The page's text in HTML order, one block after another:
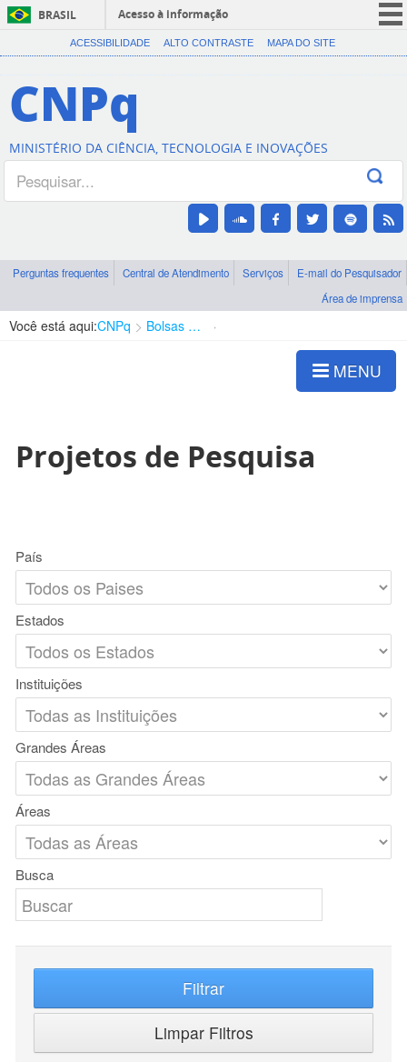
BRASIL
Acesso à informação
CORONAVÍRUS (COVID-19)
Canais
ACESSIBILIDADE ALTO CONTRASTE MAPA DO SITE
CNPq
MINISTÉRIO DA CIÊNCIA, TECNOLOGIA E INOVAÇÕES
Perguntas frequentes Central de Atendimento Serviços
E-mail do Pesquisador
Área de imprensa
Você está aqui:CNPq Bolsas e Auxílios Vigentes
MENU
Projetos de Pesquisa
País
Estados
Instituições
Grandes Áreas
Áreas
Busca
Filtrar
Limpar Filtros